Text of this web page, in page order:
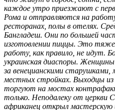
каждое утро приезжают с
Рома и отправляются на
ресторанах, полы в отелях.
Бангладеш. Они по большей
изготовлении пиццы. Это
работу, как правило, не идут.
украинская диаспоры.
за венецианскими
местных стройках. Выходцы из
торгуют на мостах
только. Неподалеку от церкви
африканец открыл